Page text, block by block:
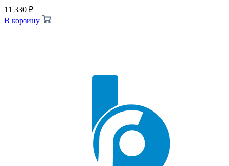
11 330 ₽
В корзину